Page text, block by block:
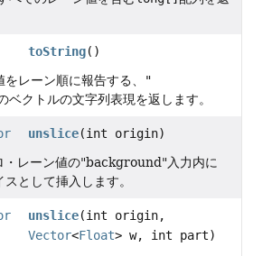
toString()
レーン順に報告する、
"
ベクトルの文字列表現を返します。
unslice(int origin)
・レーン値の"background"入力内に
として挿入します。
unslice(int origin,
Vector<Float> w, int part)